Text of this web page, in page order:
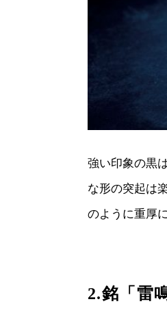
強い印象の黒
な形の突起は
のように重厚
2.銘「雷